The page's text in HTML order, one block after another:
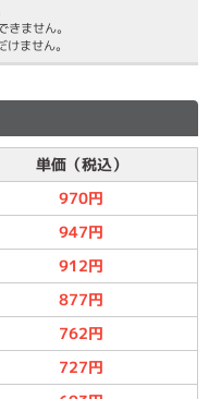
ません。
ません。
単価（税込）
970円
947円
912円
877円
762円
727円